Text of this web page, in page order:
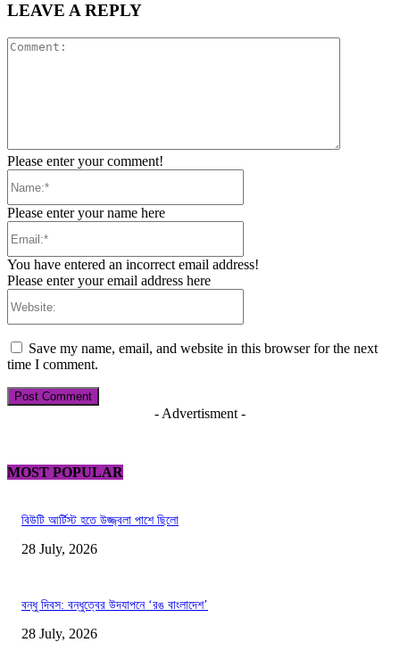
LEAVE A REPLY
Please enter your comment!
Please enter your name here
You have entered an incorrect email address!
Please enter your email address here
Save my name, email, and website in this browser for the next
time I comment.
- Advertisment -
MOST POPULAR
বিউটি আর্টিস্ট হতে উজ্জ্বলা পাশে ছিলো
28 July, 2026
বন্ধু দিবস: বন্ধুত্বের উদযাপনে ‘রঙ বাংলাদেশ’
28 July, 2026